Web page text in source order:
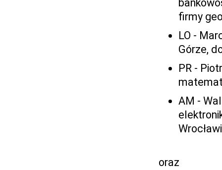
firmy
LO -
Górze,
PR -
AM -
oraz